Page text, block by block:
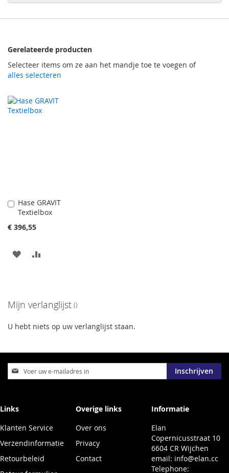
Gerelateerde producten
Selecteer items om ze aan het mandje toe te voegen of
alles selecteren
Hase GRAVIT
Textielbox
€ 396,55
In
Winkelwagen
VOEG
VERLANGLIJST
VERGELIJKEN
Mijn verlanglijst
U hebt niets op uw verlanglijst staan.
Abonneer
u
nieuwsbrief
Inschrijven
Links
Klanten Service
Verzendinformatie
Retourbeleid
Overige links
Over ons
Privacy
Contact
Informatie
Elan
Copernicusstraat 10
6604 CR Wijchen
email: info@elan.cc
Telephone: